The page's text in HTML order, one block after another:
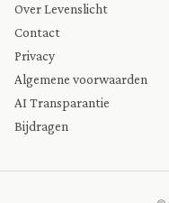
Over Levenslicht
Contact
Privacy
Algemene voorwaarden
AI Transparantie
Bijdragen